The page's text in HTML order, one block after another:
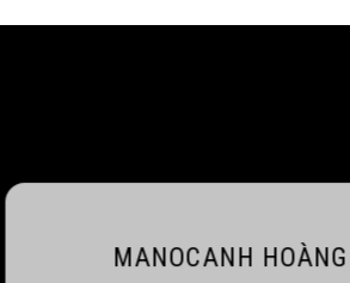
MANOCANH